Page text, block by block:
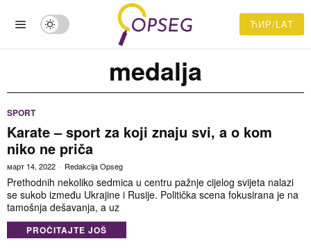
ЋИР/LAT
medalja
SPORT
Karate – sport za koji znaju svi, a o kom
niko ne priča
март 14, 2022 Redakcija Opseg
Prethodnih nekoliko sedmica u centru pažnje cijelog svijeta nalazi
se sukob između Ukrajine i Rusije. Politička scena fokusirana je na
tamošnja dešavanja, a uz
PROČITAJTE JOŠ